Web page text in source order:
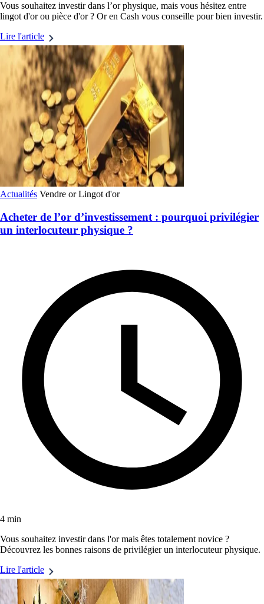
Vous souhaitez investir dans l’or physique, mais vous hésitez entre
lingot d'or ou pièce d'or ? Or en Cash vous conseille pour bien investir.
Lire l'article
Actualités Vendre or Lingot d'or
Acheter de l’or d’investissement : pourquoi privilégier
un interlocuteur physique ?
4 min
Vous souhaitez investir dans l'or mais êtes totalement novice ?
Découvrez les bonnes raisons de privilégier un interlocuteur physique.
Lire l'article